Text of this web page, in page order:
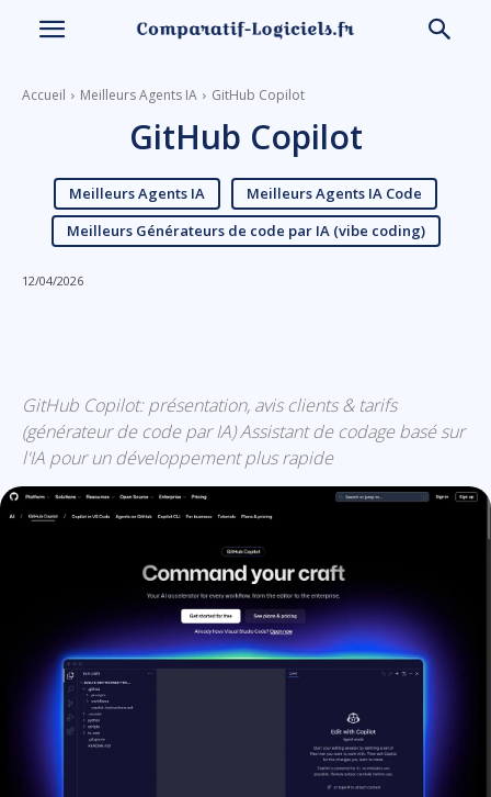
Accueil Meilleurs Agents IA GitHub Copilot
GitHub Copilot
Meilleurs Agents IA
Meilleurs Agents IA Code
Meilleurs Générateurs de code par IA (vibe coding)
12/04/2026
GitHub Copilot: présentation, avis clients & tarifs
(générateur de code par IA) Assistant de codage basé sur
l'IA pour un développement plus rapide